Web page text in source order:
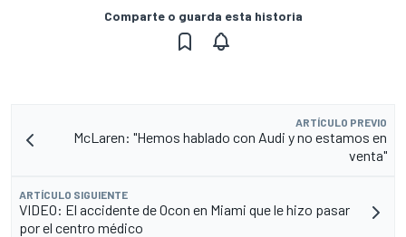
Comparte o guarda esta historia
ARTÍCULO PREVIO
McLaren: "Hemos hablado con Audi y no estamos en
venta"
ARTÍCULO SIGUIENTE
VIDEO: El accidente de Ocon en Miami que le hizo pasar
por el centro médico